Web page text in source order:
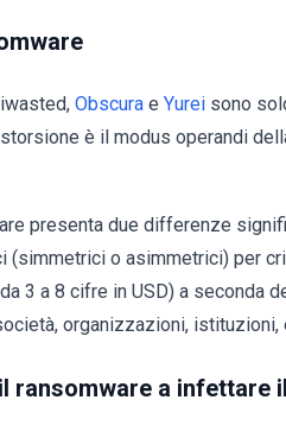
Obscura e Yurei sono
è il modus operandi
presenta due differenze
(simmetrici o asimmetrici) per
3 a 8 cifre in USD) a seconda
organizzazioni, istituzioni,
ransomware a infettare